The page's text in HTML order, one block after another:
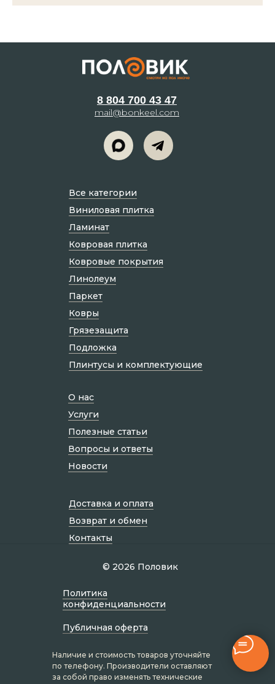
8 804 700 43 47
mail@bonkeel.com
О нас
Услуги
Полезные статьи
Вопросы и ответы
Новости
Доставка и оплата
Возврат и обмен
Контакты
© 2026 Половик
Наличие и стоимость товаров уточняйте
по телефону. Производители оставляют
за собой право изменять технические
Все категории
Виниловая плитка
Ламинат
Ковровая плитка
Ковровые покрытия
Линолеум
Паркет
Ковры
Грязезащита
Подложка
Плинтусы и комплектующие
Политик а
конфиденциальности
Публичная оферта